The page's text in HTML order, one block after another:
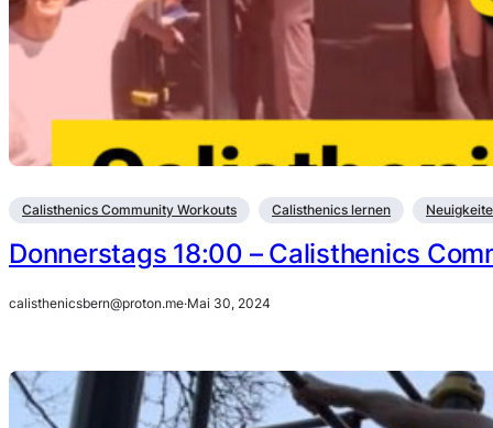
Calisthenics Community Workouts Calisthenics lernen
Donnerstags 18:00 – Calisthenics
calisthenicsbern@proton.me·Mai 30, 2024